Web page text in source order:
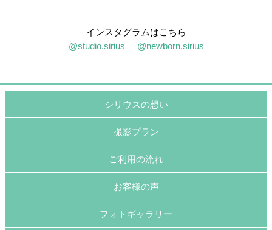
インスタグラムはこちら
@studio.sirius
@newborn.sirius
シリウスの想い
撮影プラン
ご利用の流れ
お客様の声
フォトギャラリー